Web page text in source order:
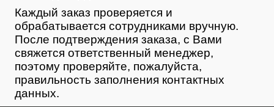
Каждый заказ проверяется и
обрабатывается сотрудниками вручную.
После подтверждения заказа, с Вами
свяжется ответственный менеджер,
поэтому проверяйте, пожалуйста,
правильность заполнения контактных
данных.